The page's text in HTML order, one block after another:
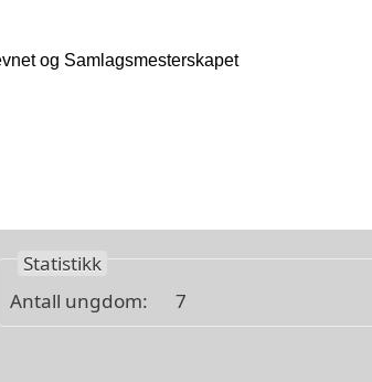
Statistikk
Antall ungdom:
7